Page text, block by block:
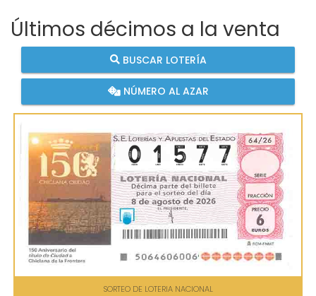
Últimos décimos a la venta
BUSCAR LOTERÍA
NÚMERO AL AZAR
SORTEO DE LOTERIA NACIONAL